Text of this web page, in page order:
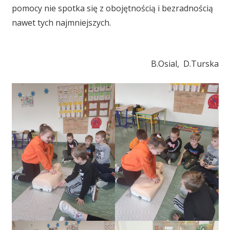
pomocy nie spotka się z obojętnością i bezradnością
nawet tych najmniejszych.
B.Osial, D.Turska